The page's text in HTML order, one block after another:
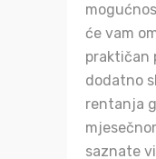
će vam
praktičan
dodatno
rentanja
saznate